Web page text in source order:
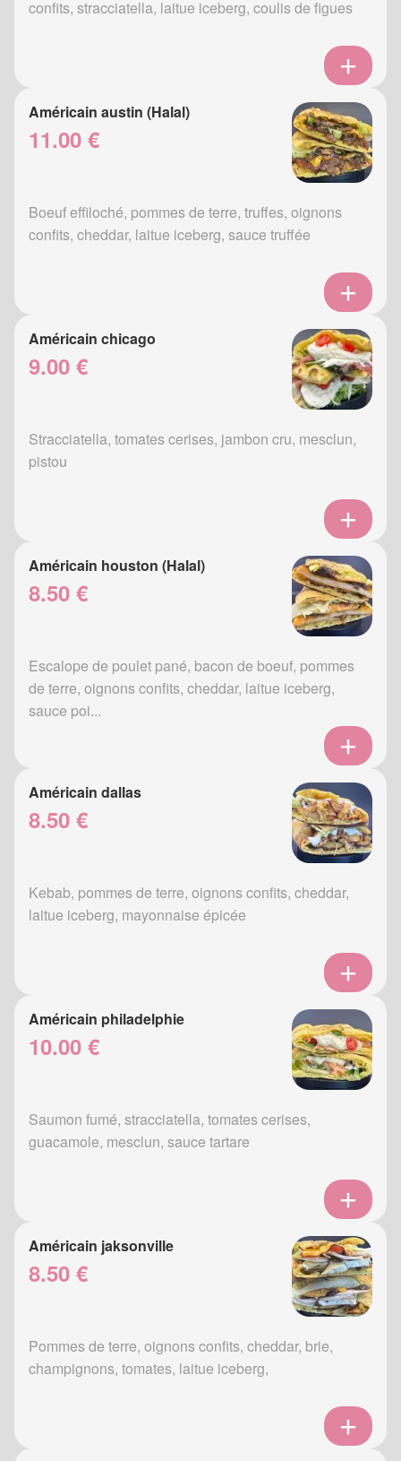
confits, stracciatella, laitue iceberg, coulis de figues
Américain austin (Halal)
11.00 €
Boeuf effiloché, pommes de terre, truffes, oignons
confits, cheddar, laitue iceberg, sauce truffée
Américain chicago
9.00 €
Stracciatella, tomates cerises, jambon cru, mesclun,
pistou
Américain houston (Halal)
8.50 €
Escalope de poulet pané, bacon de boeuf, pommes
de terre, oignons confits, cheddar, laitue iceberg,
sauce poi...
Américain dallas
8.50 €
Kebab, pommes de terre, oignons confits, cheddar,
laitue iceberg, mayonnaise épicée
Américain philadelphie
10.00 €
Saumon fumé, stracciatella, tomates cerises,
guacamole, mesclun, sauce tartare
Américain jaksonville
8.50 €
Pommes de terre, oignons confits, cheddar, brie,
champignons, tomates, laitue iceberg,